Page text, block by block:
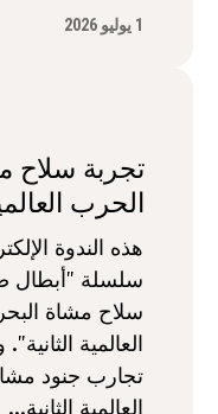
1 يوليو 2026
تجربة سلاح
الحرب
هذه الندوة
سلسلة "أبطال
سلاح مشاة
العالمية
تجارب جنود
العالمية الثانية...